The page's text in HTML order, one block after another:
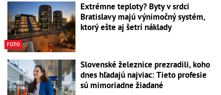
FOTO
Extrémne teploty? Byty v srdci
Bratislavy majú výnimočný systém,
ktorý ešte aj šetrí náklady
Slovenské železnice prezradili, koho
dnes hľadajú najviac: Tieto profesie
sú mimoriadne žiadané